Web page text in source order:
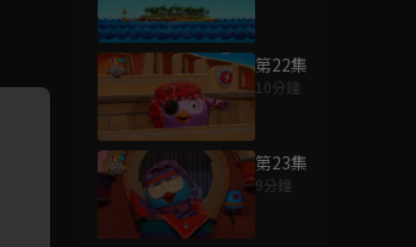
第22集
10分鐘
第23集
9分鐘